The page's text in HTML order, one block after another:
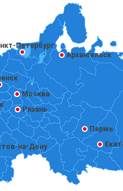
Петербург
Архангельск
Москва
Рязань
на-Дону
Пермь